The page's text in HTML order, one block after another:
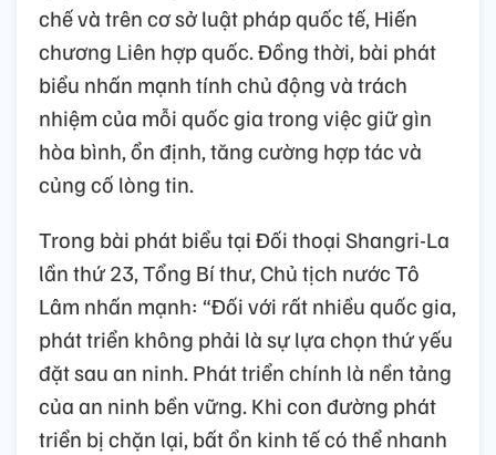
chế và trên cơ sở luật pháp quốc tế, Hiến
chương Liên hợp quốc. Đồng thời, bài phát
biểu nhấn mạnh tính chủ động và trách
nhiệm của mỗi quốc gia trong việc giữ gìn
hòa bình, ổn định, tăng cường hợp tác và
củng cố lòng tin.
Trong bài phát biểu tại Đối thoại Shangri-La
lần thứ 23, Tổng Bí thư, Chủ tịch nước Tô
Lâm nhấn mạnh: “Đối với rất nhiều quốc gia,
phát triển không phải là sự lựa chọn thứ yếu
đặt sau an ninh. Phát triển chính là nền tảng
của an ninh bền vững. Khi con đường phát
triển bị chặn lại, bất ổn kinh tế có thể nhanh